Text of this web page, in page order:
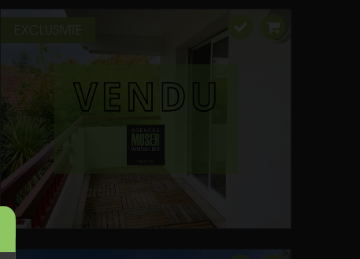
EXCLUSIVITE